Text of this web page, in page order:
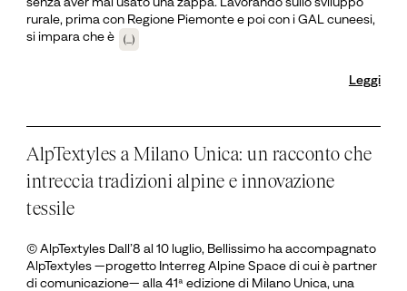
rurale, prima con Regione Piemonte e poi con i GAL cuneesi,
si impara che è
(...)
Leggi
AlpTextyles a Milano Unica: un racconto che
intreccia tradizioni alpine e innovazione
tessile
© AlpTextyles Dall’8 al 10 luglio, Bellissimo ha accompagnato
AlpTextyles —progetto Interreg Alpine Space di cui è partner
di comunicazione— alla 41ª edizione di Milano Unica, una